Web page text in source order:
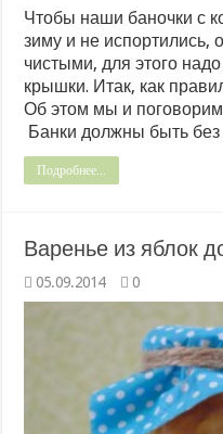
Чтобы наши баночки с
зиму и не
чистыми, для этого
крышки. Итак, как
Об этом мы и
Банки должны быть
Подробнее...
Варенье из яблок
05.09.2014 0